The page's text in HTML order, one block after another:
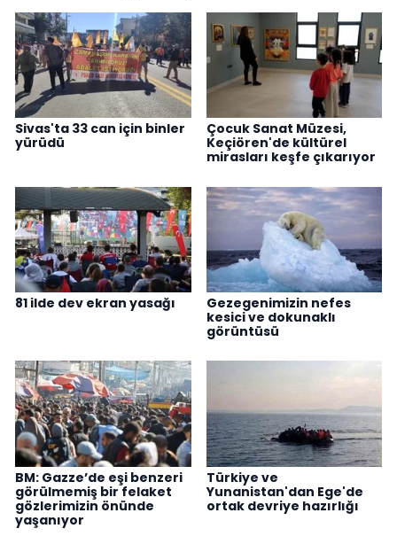
Sivas'ta 33 can için binler
yürüdü
Çocuk Sanat Müzesi,
Keçiören'de kültürel
mirasları keşfe çıkarıyor
81 ilde dev ekran yasağı
Gezegenimizin nefes
kesici ve dokunaklı
görüntüsü
BM: Gazze’de eşi benzeri
görülmemiş bir felaket
gözlerimizin önünde
yaşanıyor
Türkiye ve
Yunanistan'dan Ege'de
ortak devriye hazırlığı